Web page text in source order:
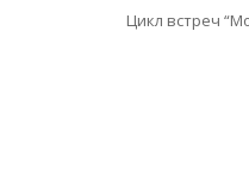
Цикл встреч